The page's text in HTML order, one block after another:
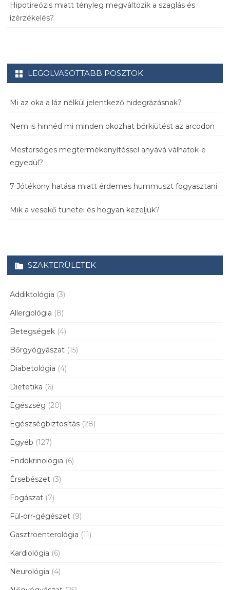
Hipotireózis miatt tényleg megváltozik a szaglás és
ízérzékelés?
LEGOLVASOTTABB POSZTOK
Mi az oka a láz nélkül jelentkező hidegrázásnak?
Nem is hinnéd mi minden okozhat bőrkiütést az arcodon
Mesterséges megtermékenyítéssel anyává válhatok-e
egyedül?
7 Jótékony hatása miatt érdemes hummuszt fogyasztani
Mik a vesekő tünetei és hogyan kezeljük?
SZAKTERÜLETEK
Addiktológia (3)
Allergológia (8)
Betegségek (4)
Bőrgyógyászat (15)
Diabetológia (4)
Dietetika (6)
Egészség (20)
Egészségbiztosítás (28)
Egyéb (127)
Endokrinológia (6)
Érsebészet (3)
Fogászat (7)
Fül-orr-gégészet (9)
Gasztroenterológia (11)
Kardiológia (6)
Neurológia (4)